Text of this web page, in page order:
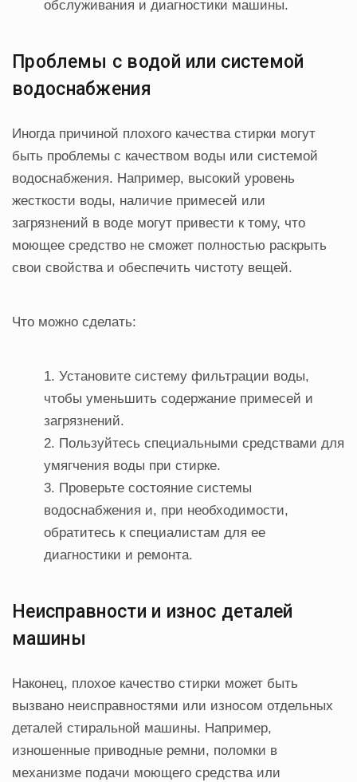
обслуживания и диагностики машины.
Проблемы с водой или системой
водоснабжения
Иногда причиной плохого качества стирки могут
быть проблемы с качеством воды или системой
водоснабжения. Например, высокий уровень
жесткости воды, наличие примесей или
загрязнений в воде могут привести к тому, что
моющее средство не сможет полностью раскрыть
свои свойства и обеспечить чистоту вещей.
Что можно сделать:
Установите систему фильтрации воды,
чтобы уменьшить содержание примесей и
загрязнений.
Пользуйтесь специальными средствами для
умягчения воды при стирке.
Проверьте состояние системы
водоснабжения и, при необходимости,
обратитесь к специалистам для ее
диагностики и ремонта.
Неисправности и износ деталей
машины
Наконец, плохое качество стирки может быть
вызвано неисправностями или износом отдельных
деталей стиральной машины. Например,
изношенные приводные ремни, поломки в
механизме подачи моющего средства или